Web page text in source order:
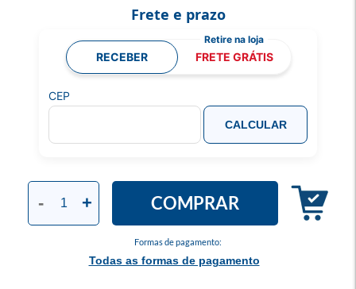
Formas de pagamento:
Todas as formas de pagamento
- + COMPRAR
Frete e prazo
RECEBER FRETE GRÁTIS
CEP
CALCULAR